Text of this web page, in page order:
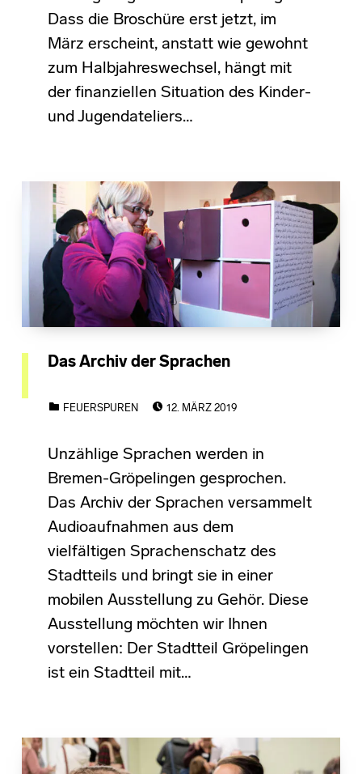
Dass die Broschüre erst jetzt, im
März erscheint, anstatt wie gewohnt
zum Halbjahreswechsel, hängt mit
der finanziellen Situation des Kinder-
und Jugendateliers…
Das Archiv der Sprachen
FEUERSPUREN
12. MÄRZ 2019
Unzählige Sprachen werden in
Bremen-Gröpelingen gesprochen.
Das Archiv der Sprachen versammelt
Audioaufnahmen aus dem
vielfältigen Sprachenschatz des
Stadtteils und bringt sie in einer
mobilen Ausstellung zu Gehör. Diese
Ausstellung möchten wir Ihnen
vorstellen: Der Stadtteil Gröpelingen
ist ein Stadtteil mit…